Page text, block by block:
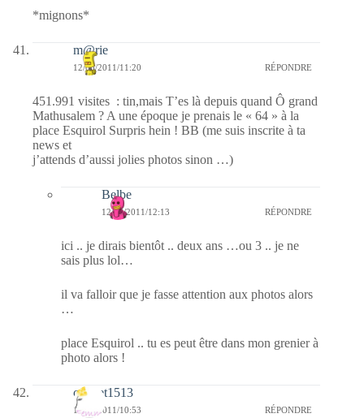
*mignons*
m@rie
12/06/2011/11:20 RÉPONDRE
451.991 visites : tin,mais T’es là depuis quand Ô grand
Mathusalem ? A une époque je prenais le « 64 » à la
place Esquirol Surpris hein ! BB (me suis inscrite à ta
news et
j’attends d’aussi jolies photos sinon …)
Belbe
12/06/2011/12:13 RÉPONDRE
ici .. je dirais bientôt .. deux ans …ou 3 .. je ne
sais plus lol…
il va falloir que je fasse attention aux photos alors
…
place Esquirol .. tu es peut être dans mon grenier à
photo alors !
cricket1513
12/06/2011/10:53 RÉPONDRE